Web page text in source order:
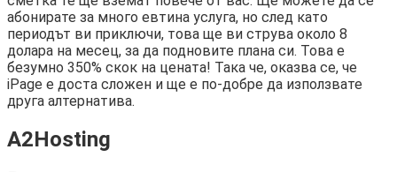
абонирате за много евтина услуга, но след като
периодът ви приключи, това ще ви струва около 8
долара на месец, за да подновите плана си. Това е
безумно 350% скок на цената! Така че, оказва се, че
iPage е доста сложен и ще е по-добре да използвате
друга алтернатива.
A2Hosting